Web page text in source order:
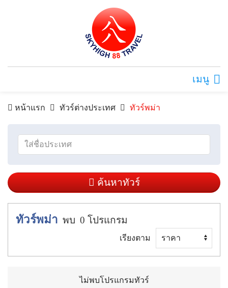
เมนู
หน้าแรก ทัวร์ต่างประเทศ ทัวร์พม่า
ค้นหาทัวร์
ทัวร์พม่า พบ 0 โปรแกรม
เรียงตาม
ไม่พบโปรแกรมทัวร์